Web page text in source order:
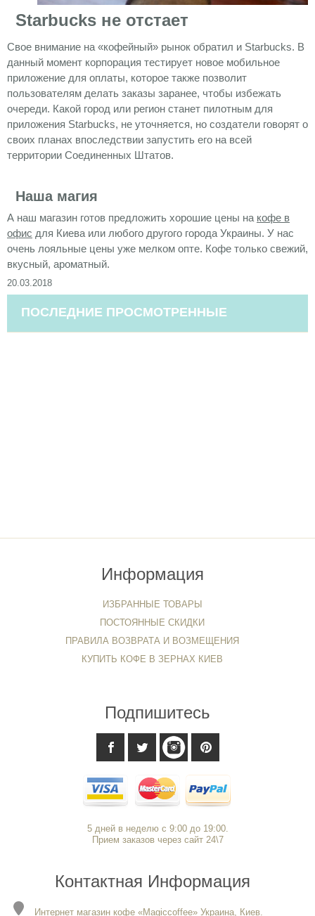
Starbucks не отстает
Свое внимание на «кофейный» рынок обратил и Starbucks. В
данный момент корпорация тестирует новое мобильное
приложение для оплаты, которое также позволит
пользователям делать заказы заранее, чтобы избежать
очереди. Какой город или регион станет пилотным для
приложения Starbucks, не уточняется, но создатели говорят о
своих планах впоследствии запустить его на всей
территории Соединенных Штатов.
Наша магия
А наш магазин готов предложить хорошие цены на кофе в
офис для Киева или любого другого города Украины. У нас
очень лояльные цены уже мелком опте. Кофе только свежий,
вкусный, ароматный.
20.03.2018
ПОСЛЕДНИЕ ПРОСМОТРЕННЫЕ
Информация
ИЗБРАННЫЕ ТОВАРЫ
ПОСТОЯННЫЕ СКИДКИ
ПРАВИЛА ВОЗВРАТА И ВОЗМЕЩЕНИЯ
КУПИТЬ КОФЕ В ЗЕРНАХ КИЕВ
Подпишитесь
5 дней в неделю с 9:00 до 19:00.
Прием заказов через сайт 24\7
Контактная Информация
Интернет магазин кофе «Magiccoffee» Украина, Киев.